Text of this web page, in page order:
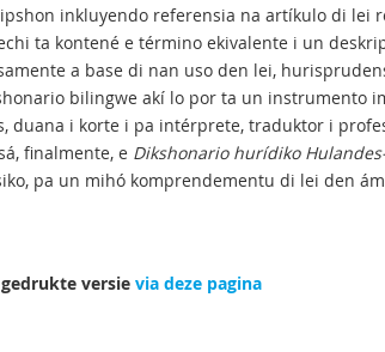
inkluyendo referensia na artíkulo di lei
ta kontené e término ekivalente i un
a base di nan uso den lei,
bilingwe akí lo por ta un instrumento
duana i korte i pa intérprete, traduktor i
finalmente, e Dikshonario hurídiko
pa un mihó komprendementu di lei den
versie via deze pagina